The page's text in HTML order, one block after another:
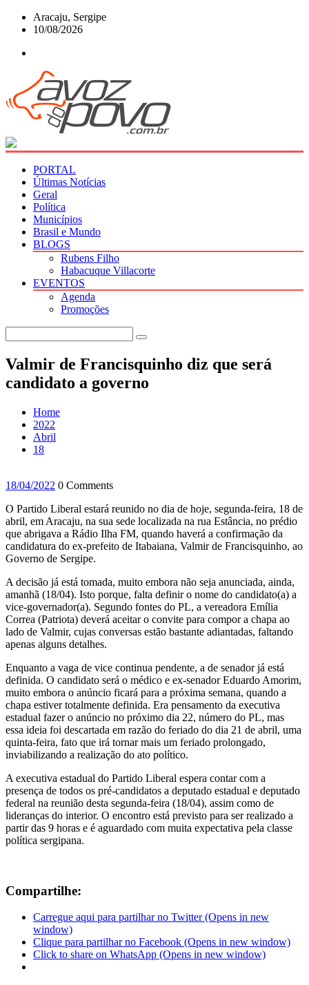
Skip
Aracaju, Sergipe
10/08/2026
PORTAL
Últimas Notícias
Geral
Política
Municípios
Brasil e Mundo
BLOGS
Rubens Filho
Habacuque Villacorte
EVENTOS
Agenda
Promoções
Valmir de Francisquinho diz que será
candidato a governo
Home
2022
Abril
18
18/04/2022 0 Comments
O Partido Liberal estará reunido no dia de hoje, segunda-feira, 18 de
abril, em Aracaju, na sua sede localizada na rua Estância, no prédio
que abrigava a Rádio Ilha FM, quando haverá a confirmação da
candidatura do ex-prefeito de Itabaiana, Valmir de Francisquinho, ao
Governo de Sergipe.
A decisão já está tomada, muito embora não seja anunciada, ainda,
amanhã (18/04). Isto porque, falta definir o nome do candidato(a) a
vice-governador(a). Segundo fontes do PL, a vereadora Emília
Correa (Patriota) deverá aceitar o convite para compor a chapa ao
lado de Valmir, cujas conversas estão bastante adiantadas, faltando
apenas alguns detalhes.
Enquanto a vaga de vice continua pendente, a de senador já está
definida. O candidato será o médico e ex-senador Eduardo Amorim,
muito embora o anúncio ficará para a próxima semana, quando a
chapa estiver totalmente definida. Era pensamento da executiva
estadual fazer o anúncio no próximo dia 22, número do PL, mas
essa ideia foi descartada em razão do feriado do dia 21 de abril, uma
quinta-feira, fato que irá tornar mais um feriado prolongado,
inviabilizando a realização do ato político.
A executiva estadual do Partido Liberal espera contar com a
presença de todos os pré-candidatos a deputado estadual e deputado
federal na reunião desta segunda-feira (18/04), assim como de
lideranças do interior. O encontro está previsto para ser realizado a
partir das 9 horas e é aguardado com muita expectativa pela classe
política sergipana.
Compartilhe:
Carregue aqui para partilhar no Twitter (Opens in new
window)
Clique para partilhar no Facebook (Opens in new window)
Click to share on WhatsApp (Opens in new window)